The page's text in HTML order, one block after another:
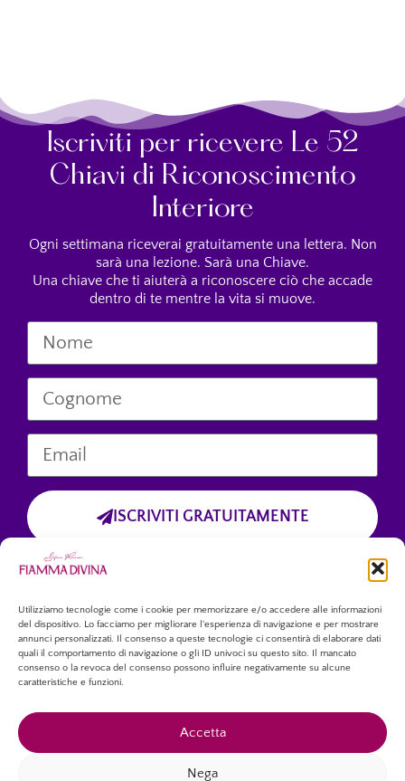
Utilizziamo tecnologie come i cookie per memorizzare e/o accedere alle informazioni
del dispositivo. Lo facciamo per migliorare l'esperienza di navigazione e per mostrare
annunci personalizzati. Il consenso a queste tecnologie ci consentirà di elaborare dati
quali il comportamento di navigazione o gli ID univoci su questo sito. Il mancato
consenso o la revoca del consenso possono influire negativamente su alcune
caratteristiche e funzioni.
Accetta
Nega
Iscriviti per ricevere Le 52
Chiavi di Riconoscimento
Interiore
Ogni settimana riceverai gratuitamente una lettera. Non
sarà una lezione. Sarà una Chiave.
Una chiave che ti aiuterà a riconoscere ciò che accade
dentro di te mentre la vita si muove.
ISCRIVITI GRATUITAMENTE
Cliccando sul pulsante “Iscriviti Gratuitamente”, dichiari di aver preso
forniti tramite questo modulo.
Copyright © 2026 – Tutti i diritti riservati.